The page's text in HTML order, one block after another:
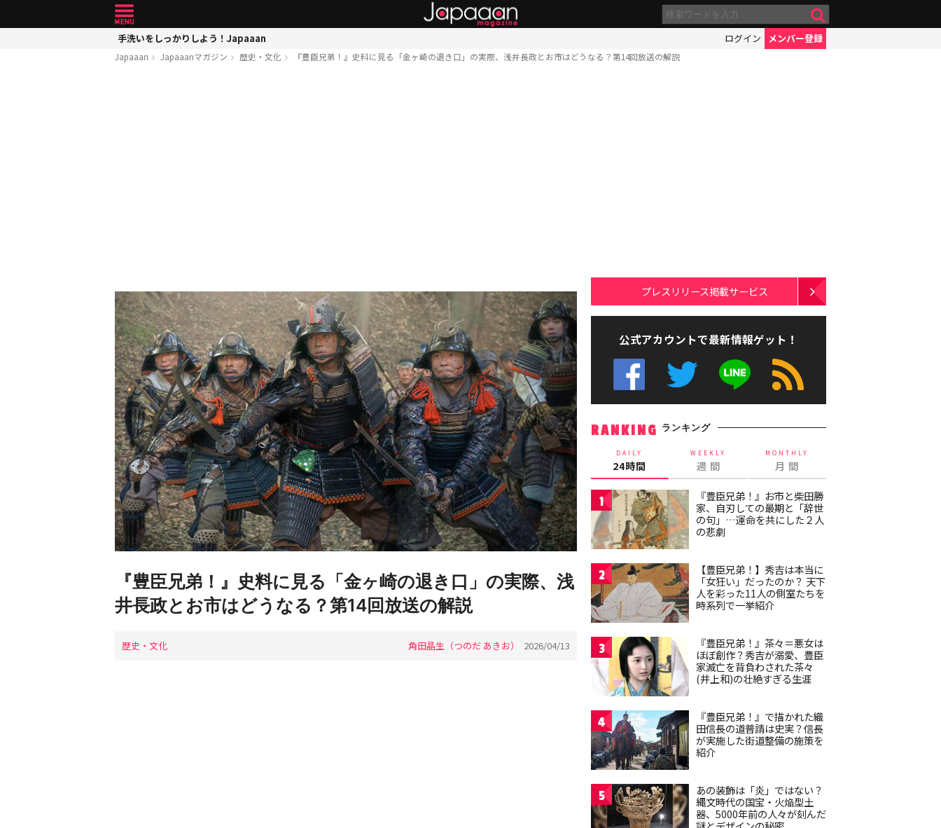
手洗いをしっかりしよう！Japaaan ログイン メンバー登録
Japaaan Japaaanマガジン 歴史・文化 『豊臣兄弟！』史料に見る「金ヶ崎の退き口」の実際、浅井長政とお市はどうなる？第14回放送の解説
『豊臣兄弟！』史料に見る「金ヶ崎の退き口」の実際、浅
井長政とお市はどうなる？第14回放送の解説
歴史・文化 角田晶生（つのだ あきお） 2026/04/13
プレスリリース掲載サービス
公式アカウントで最新情報ゲット！
RANKING ランキング
DAILY
24時間
WEEKLY
週 間
MONTHLY
月 間
1
『豊臣兄弟！』お市と柴田勝
家、自刃しての最期と「辞世
の句」…運命を共にした２人
の悲劇
2
【豊臣兄弟！】秀吉は本当に
「女狂い」だったのか？ 天下
人を彩った11人の側室たちを
時系列で一挙紹介
3
『豊臣兄弟！』茶々＝悪女は
ほぼ創作？秀吉が溺愛、豊臣
家滅亡を背負わされた茶々
(井上和)の壮絶すぎる生涯
4
『豊臣兄弟！』で描かれた織
田信長の道普請は史実？信長
が実施した街道整備の施策を
紹介
5
あの装飾は「炎」ではない？
縄文時代の国宝・火焔型土
器、5000年前の人々が刻んだ